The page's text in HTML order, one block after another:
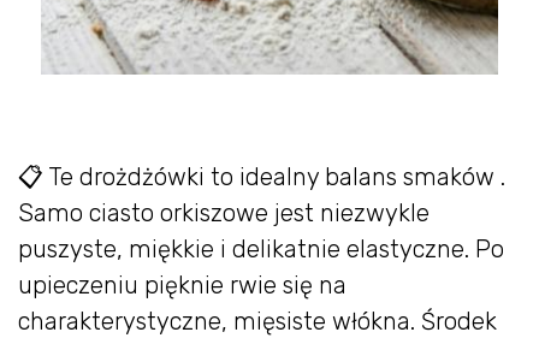
📋 Te drożdżówki to idealny balans smaków .
Samo ciasto orkiszowe jest niezwykle
puszyste, miękkie i delikatnie elastyczne. Po
upieczeniu pięknie rwie się na
charakterystyczne, mięsiste włókna. Środek